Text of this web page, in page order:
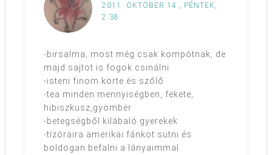
2011. OKTÓBER 14., PÉNTEK,
2:38
-birsalma, most még csak kompótnak, de
majd sajtot is fogok csinálni
-isteni finom körte és szőlő
-tea minden mennyiségben, fekete,
hibiszkusz,gyömbér
-betegségből kilábaló gyerekek
-tízóraira amerikai fánkot sütni és
boldogan befalni a lányaimmal